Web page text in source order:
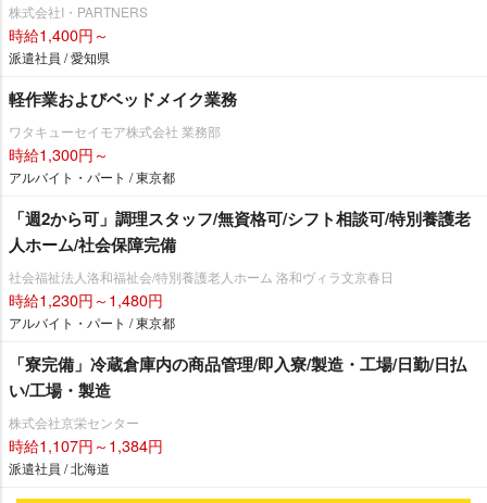
株式会社I・PARTNERS
時給1,400円～
派遣社員 / 愛知県
軽作業およびベッドメイク業務
ワタキューセイモア株式会社 業務部
時給1,300円～
アルバイト・パート / 東京都
「週2から可」調理スタッフ/無資格可/シフト相談可/特別養護老
人ホーム/社会保障完備
社会福祉法人洛和福祉会/特別養護老人ホーム 洛和ヴィラ文京春日
時給1,230円～1,480円
アルバイト・パート / 東京都
「寮完備」冷蔵倉庫内の商品管理/即入寮/製造・工場/日勤/日払
い/工場・製造
株式会社京栄センター
時給1,107円～1,384円
派遣社員 / 北海道